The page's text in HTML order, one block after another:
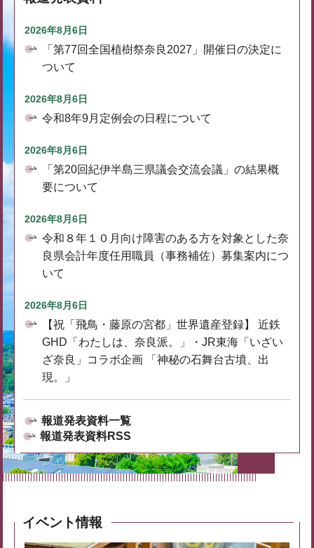
2026年8月6日
「第77回全国植樹祭奈良2027」開催日の決定に
ついて
2026年8月6日
令和8年9月定例会の日程について
2026年8月6日
「第20回紀伊半島三県議会交流会議」の結果概
要について
2026年8月6日
令和８年１０月向け障害のある方を対象とした奈
良県会計年度任用職員（事務補佐）募集案内につ
いて
2026年8月6日
【祝「飛鳥・藤原の宮都」世界遺産登録】 近鉄
GHD「わたしは、奈良派。」・JR東海「いざい
ざ奈良」コラボ企画 「神秘の石舞台古墳、出
現。」
報道発表資料一覧
報道発表資料RSS
イベント情報